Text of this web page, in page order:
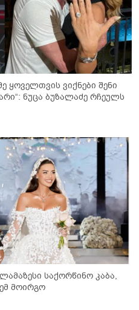
ყოველთვის ვიქნები შენი
ნუცა ბუზალაძე რჩეულს
მოირგო